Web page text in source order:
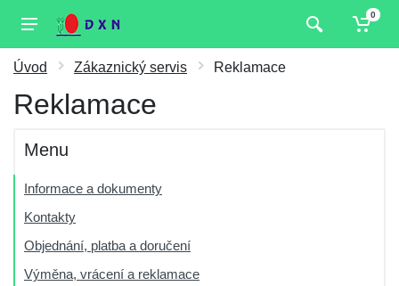
0
Úvod Zákaznický servis Reklamace
Reklamace
Menu
Informace a dokumenty
Kontakty
Objednání, platba a doručení
Výměna, vrácení a reklamace